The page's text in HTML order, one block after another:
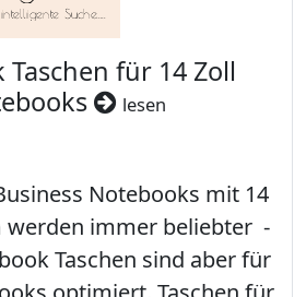
Taschen für 14 Zoll
lesen
Notebooks mit 14
werden immer beliebter -
Taschen sind aber für